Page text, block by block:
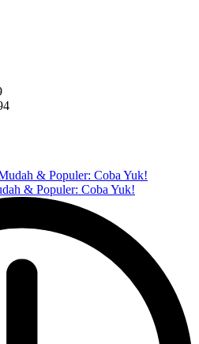
& Populer: Coba Yuk!